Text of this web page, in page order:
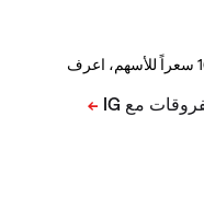
قم بالشراء أو البيع عبر أكثر من 16,000 سعراً للأسهم، اعرف